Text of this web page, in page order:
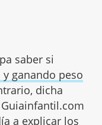
saber si
ganando peso
dicha
a explicar los